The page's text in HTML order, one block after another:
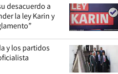
desacuerdo a
la ley Karin y
y los partidos